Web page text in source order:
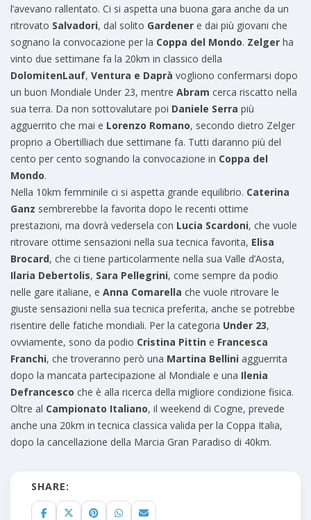
l’avevano rallentato. Ci si aspetta una buona gara anche da un
ritrovato Salvadori, dal solito Gardener e dai più giovani che
sognano la convocazione per la Coppa del Mondo. Zelger ha
vinto due settimane fa la 20km in classico della
DolomitenLauf, Ventura e Daprà vogliono confermarsi dopo
un buon Mondiale Under 23, mentre Abram cerca riscatto nella
sua terra. Da non sottovalutare poi Daniele Serra più
agguerrito che mai e Lorenzo Romano, secondo dietro Zelger
proprio a Obertilliach due settimane fa. Tutti daranno più del
cento per cento sognando la convocazione in Coppa del
Mondo.
Nella 10km femminile ci si aspetta grande equilibrio. Caterina
Ganz sembrerebbe la favorita dopo le recenti ottime
prestazioni, ma dovrà vedersela con Lucia Scardoni, che vuole
ritrovare ottime sensazioni nella sua tecnica favorita, Elisa
Brocard, che ci tiene particolarmente nella sua Valle d’Aosta,
Ilaria Debertolis, Sara Pellegrini, come sempre da podio
nelle gare italiane, e Anna Comarella che vuole ritrovare le
giuste sensazioni nella sua tecnica preferita, anche se potrebbe
risentire delle fatiche mondiali. Per la categoria Under 23,
ovviamente, sono da podio Cristina Pittin e Francesca
Franchi, che troveranno però una Martina Bellini agguerrita
dopo la mancata partecipazione al Mondiale e una Ilenia
Defrancesco che è alla ricerca della migliore condizione fisica.
Oltre al Campionato Italiano, il weekend di Cogne, prevede
anche una 20km in tecnica classica valida per la Coppa Italia,
dopo la cancellazione della Marcia Gran Paradiso di 40km.
SHARE: